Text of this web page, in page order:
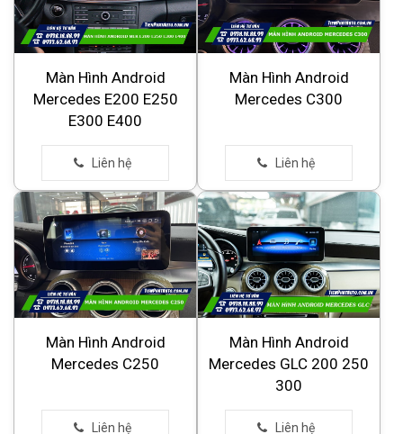
Màn Hình Android
Mercedes E200 E250
E300 E400
Màn Hình Android
Mercedes C300
Màn Hình Android
Mercedes C250
Màn Hình Android
Mercedes GLC 200 250
300